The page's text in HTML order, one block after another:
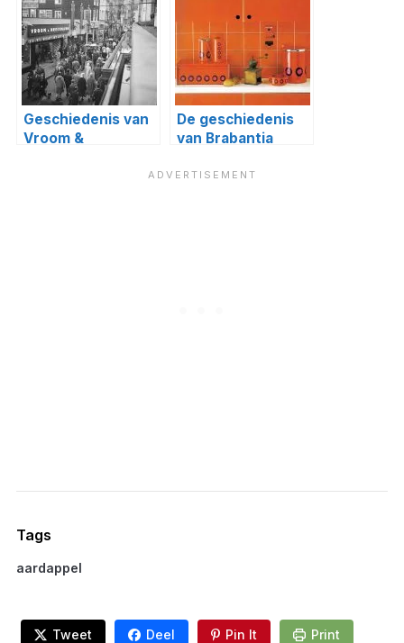
Geschiedenis van
Vroom &
De geschiedenis
van Brabantia
Tags
aardappel
Tweet Deel Pin It Print